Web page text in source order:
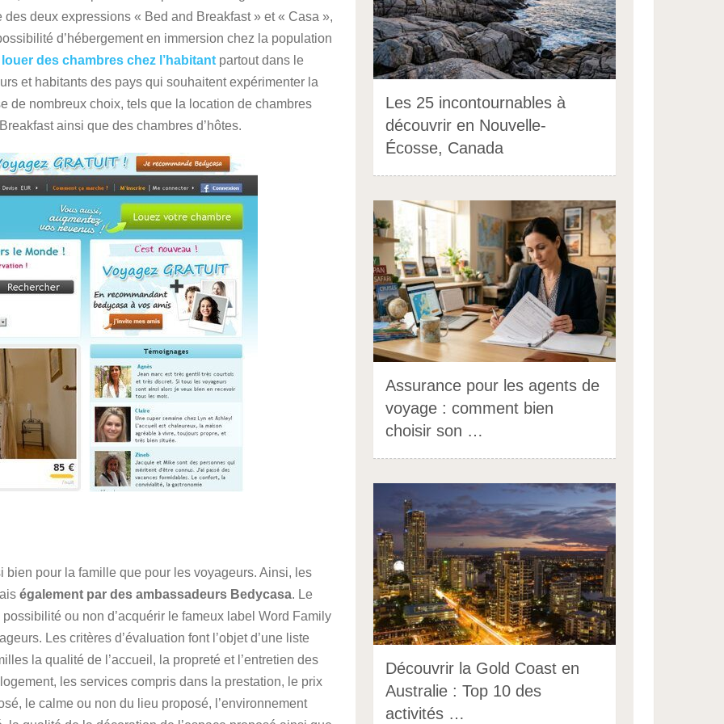
deux expressions « Bed and Breakfast » et « Casa »,
d’hébergement en immersion chez la population
louer des chambres chez l’habitant partout dans le
et habitants des pays qui souhaitent expérimenter la
de nombreux choix, tels que la location de chambres
ainsi que des chambres d’hôtes.
pour la famille que pour les voyageurs. Ainsi, les
également par des ambassadeurs Bedycasa. Le
ou non d’acquérir le fameux label Word Family
Les critères d’évaluation font l’objet d’une liste
la qualité de l’accueil, la propreté et l’entretien des
les services compris dans la prestation, le prix
le calme ou non du lieu proposé, l’environnement
Les 25 incontournables à
découvrir en Nouvelle-
Écosse, Canada
Assurance pour les agents de
voyage : comment bien
choisir son …
Découvrir la Gold Coast en
Australie : Top 10 des
activités …